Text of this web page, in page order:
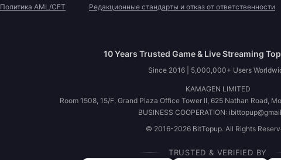
Политика AML/CFT
Редакционные стандарты и отказ от ответственности
10 Years Trusted Game & Live Streaming
Since 2016 | 5,000,000+ Users
KAMAGEN LIMITED
Room 1508, 15/F, Grand Plaza Office Tower II, 625 Nathan Road,
BUSINESS COOPERATION:
© 2016-2026 BitTopup. All Rights
TRUSTED & VERIFIED BY